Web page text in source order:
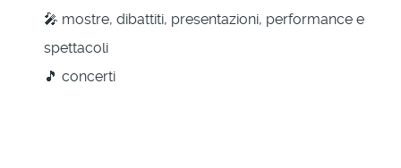
🎤 mostre, dibattiti, presentazioni, performance e
spettacoli
🎵 concerti